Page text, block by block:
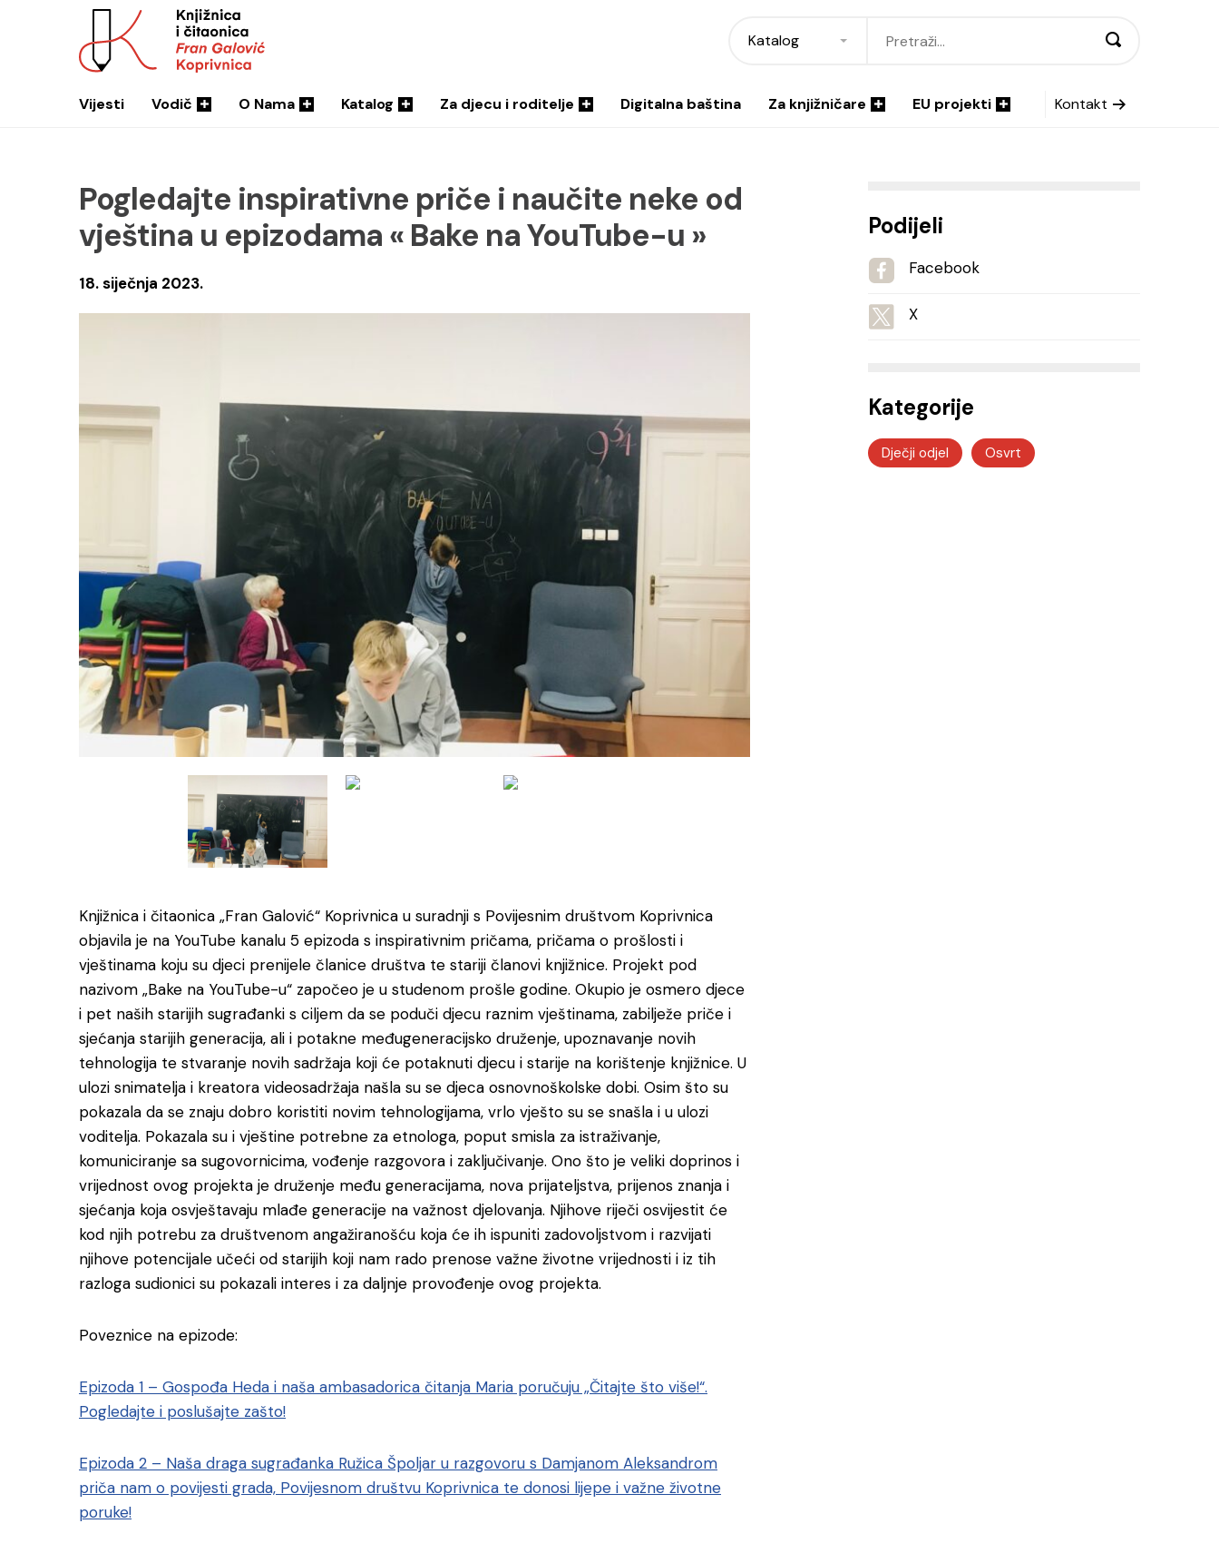
Katalog
Vijesti Vodič O Nama Katalog Za djecu i roditelje Digitalna baština Za knjižničare EU projekti Kontakt
Pogledajte inspirativne priče i naučite neke od
vještina u epizodama « Bake na YouTube-u »
18. siječnja 2023.
Knjižnica i čitaonica „Fran Galović“ Koprivnica u suradnji s Povijesnim društvom Koprivnica
objavila je na YouTube kanalu 5 epizoda s inspirativnim pričama, pričama o prošlosti i
vještinama koju su djeci prenijele članice društva te stariji članovi knjižnice. Projekt pod
nazivom „Bake na YouTube-u“ započeo je u studenom prošle godine. Okupio je osmero djece
i pet naših starijih sugrađanki s ciljem da se poduči djecu raznim vještinama, zabilježe priče i
sjećanja starijih generacija, ali i potakne međugeneracijsko druženje, upoznavanje novih
tehnologija te stvaranje novih sadržaja koji će potaknuti djecu i starije na korištenje knjižnice. U
ulozi snimatelja i kreatora videosadržaja našla su se djeca osnovnoškolske dobi. Osim što su
pokazala da se znaju dobro koristiti novim tehnologijama, vrlo vješto su se snašla i u ulozi
voditelja. Pokazala su i vještine potrebne za etnologa, poput smisla za istraživanje,
komuniciranje sa sugovornicima, vođenje razgovora i zaključivanje. Ono što je veliki doprinos i
vrijednost ovog projekta je druženje među generacijama, nova prijateljstva, prijenos znanja i
sjećanja koja osvještavaju mlađe generacije na važnost djelovanja. Njihove riječi osvijestit će
kod njih potrebu za društvenom angažiranošću koja će ih ispuniti zadovoljstvom i razvijati
njihove potencijale učeći od starijih koji nam rado prenose važne životne vrijednosti i iz tih
razloga sudionici su pokazali interes i za daljnje provođenje ovog projekta.
Poveznice na epizode:
Epizoda 1 – Gospođa Heda i naša ambasadorica čitanja Maria poručuju „Čitajte što više!“.
Pogledajte i poslušajte zašto!
Epizoda 2 – Naša draga sugrađanka Ružica Špoljar u razgovoru s Damjanom Aleksandrom
priča nam o povijesti grada, Povijesnom društvu Koprivnica te donosi lijepe i važne životne
poruke!
Podijeli
Facebook
X
Kategorije
Dječji odjel Osvrt